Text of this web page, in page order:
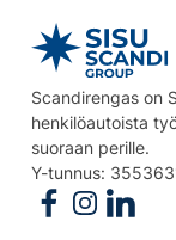
Scandirengas on
henkilöautoista
suoraan perille.
Y-tunnus:
Follow us on
Follow us